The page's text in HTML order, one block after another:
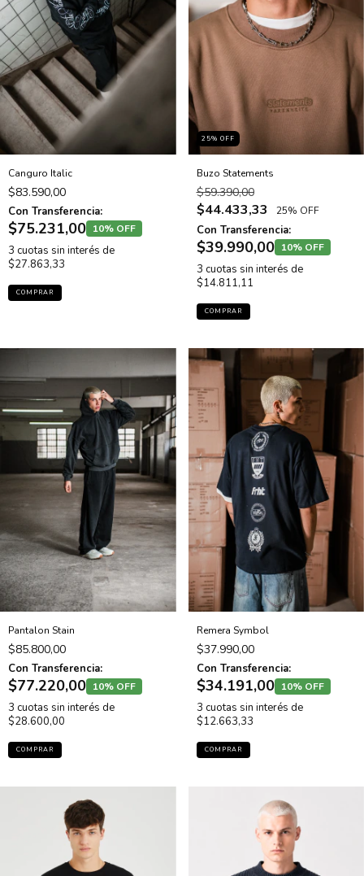
Canguro Italic
$83.590,00
Con Transferencia:
$75.231,00 10% OFF
3 cuotas sin interés de
$27.863,33
COMPRAR
25% OFF
Buzo Statements
$59.390,00
$44.433,33 25% OFF
Con Transferencia:
$39.990,00 10% OFF
3 cuotas sin interés de
$14.811,11
COMPRAR
Pantalon Stain
$85.800,00
Con Transferencia:
$77.220,00 10% OFF
3 cuotas sin interés de
$28.600,00
COMPRAR
Remera Symbol
$37.990,00
Con Transferencia:
$34.191,00 10% OFF
3 cuotas sin interés de
$12.663,33
COMPRAR